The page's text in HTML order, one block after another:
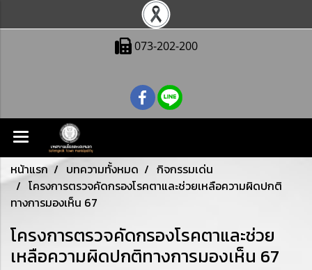
073-202-200
หน้าแรก บทความทั้งหมด
กิจกรรมเด่น
โครงการตรวจคัดกรองโรคตาและช่วยเหลือความผิดปกติ
ทางการมองเห็น 67
โครงการตรวจคัดกรองโรคตาและช่วย
เหลือความผิดปกติทางการมองเห็น 67